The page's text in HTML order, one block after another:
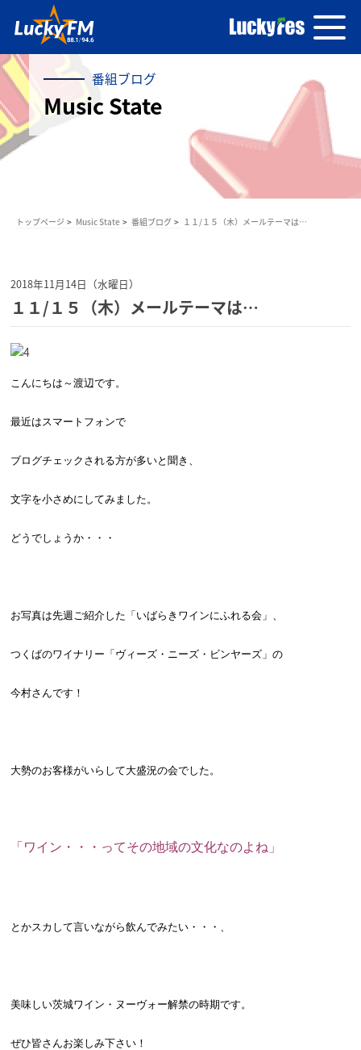
番組ブログ
Music State
トップページ Music State 番組ブログ １１/１５（木）メールテーマは…
2018年11月14日（水曜日）
１１/１５（木）メールテーマは…
こんにちは～渡辺です。
最近はスマートフォンで
ブログチェックされる方が多いと聞き、
文字を小さめにしてみました。
どうでしょうか・・・
お写真は先週ご紹介した「いばらきワインにふれる会」、
つくばのワイナリー「ヴィーズ・ニーズ・ビンヤーズ」の
今村さんです！
大勢のお客様がいらして大盛況の会でした。
「ワイン・・・ってその地域の文化なのよね」
とかスカして言いながら飲んでみたい・・・、
美味しい茨城ワイン・ヌーヴォー解禁の時期です。
ぜひ皆さんお楽しみ下さい！